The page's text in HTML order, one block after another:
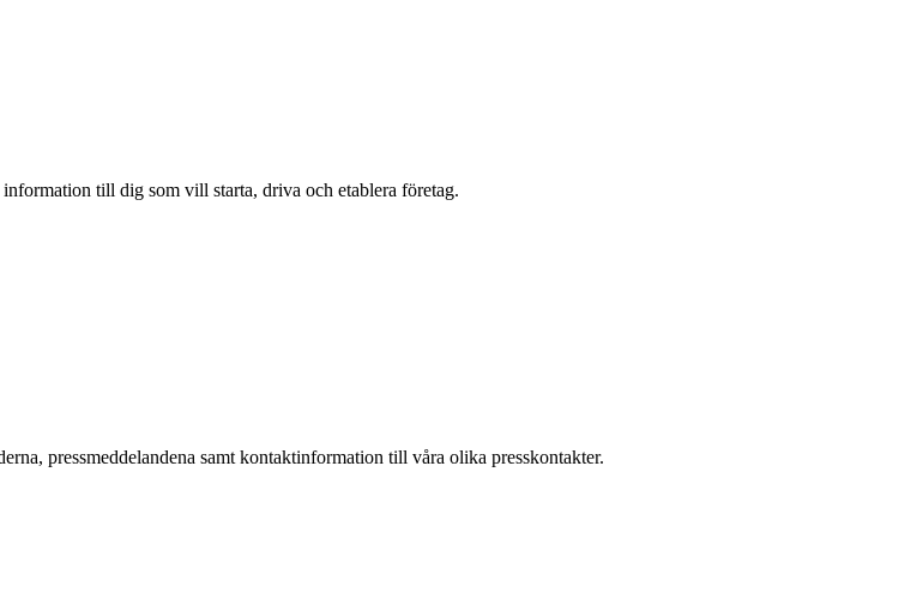
till dig som vill starta, driva och etablera företag.
pressmeddelandena samt kontaktinformation till våra olika presskontakter.